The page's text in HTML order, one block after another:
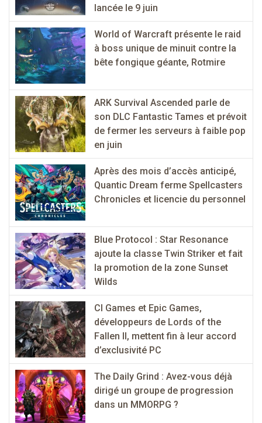
lancée le 9 juin
World of Warcraft présente le raid
à boss unique de minuit contre la
bête fongique géante, Rotmire
ARK Survival Ascended parle de
son DLC Fantastic Tames et prévoit
de fermer les serveurs à faible pop
en juin
Après des mois d’accès anticipé,
Quantic Dream ferme Spellcasters
Chronicles et licencie du personnel
Blue Protocol : Star Resonance
ajoute la classe Twin Striker et fait
la promotion de la zone Sunset
Wilds
CI Games et Epic Games,
développeurs de Lords of the
Fallen II, mettent fin à leur accord
d’exclusivité PC
The Daily Grind : Avez-vous déjà
dirigé un groupe de progression
dans un MMORPG ?